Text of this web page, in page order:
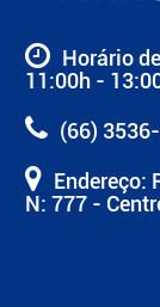
Horário
11:00h -
(66)
Endereço:
N: 777 -